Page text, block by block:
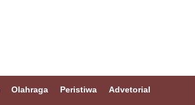
Olahraga Peristiwa Advetorial